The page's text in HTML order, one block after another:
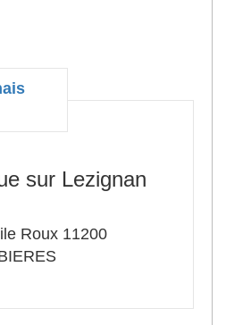
sur Lezignan
Roux 11200